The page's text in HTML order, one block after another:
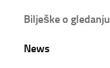
Bilješke o gledanju
News